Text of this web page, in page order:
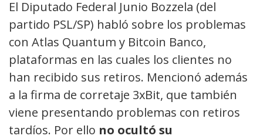
El Diputado Federal Junio Bozzela (del
partido PSL/SP) habló sobre los problemas
con Atlas Quantum y Bitcoin Banco,
plataformas en las cuales los clientes no
han recibido sus retiros. Mencionó además
a la firma de corretaje 3xBit, que también
viene presentando problemas con retiros
tardíos. Por ello no ocultó su